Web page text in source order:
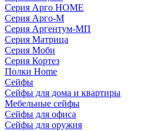
Серия Арго HOME
Серия Арго-М
Серия Аргентум-МП
Серия Матрица
Серия Моби
Серия Кортез
Полки Home
Сейфы
Сейфы для дома и квартиры
Мебельные сейфы
Сейфы для офиса
Сейфы для оружия